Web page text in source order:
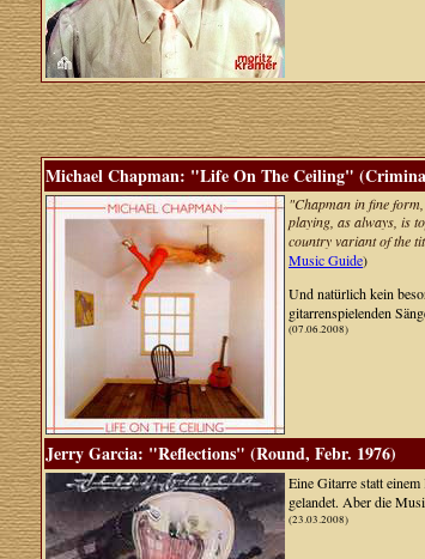
Michael Chapman: "Life On The Ceiling"
"Chapman in fine
playing, as always, is
country variant of the
Music Guide)
Und natürlich kein
gitarrenspielenden
(07.06.2008)
Jerry Garcia: "Reflections" (Round, Febr. 1976)
Eine Gitarre statt
gelandet. Aber die
(23.03.2008)